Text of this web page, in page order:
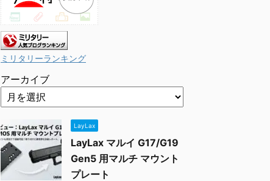
ミリタリーランキング
アーカイブ
LayLax
LayLax マルイ G17/G19
Gen5 用マルチ マウント
プレート